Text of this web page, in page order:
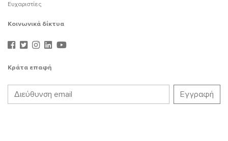
Ευχαριστίες
Κοινωνικά δίκτυα
Κράτα επαφή